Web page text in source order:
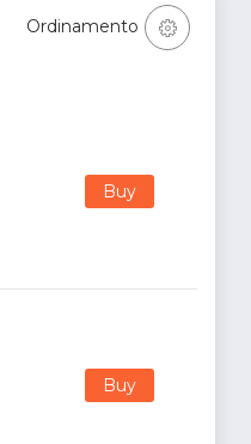
Ordinamento
Buy
Buy